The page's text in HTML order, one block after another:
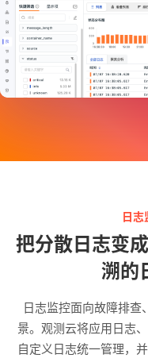
日志
把分散日志变
溯的
日志监控面向故障排查
景。观测云将应用日志
自定义日志统一管理，